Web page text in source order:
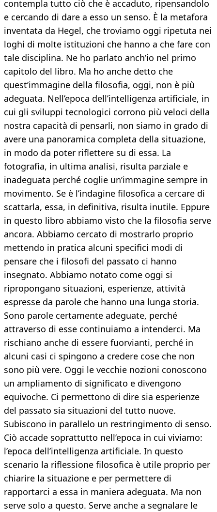
contempla tutto ciò che è accaduto, ripensandolo
e cercando di dare a esso un senso. È la metafora
inventata da Hegel, che troviamo oggi ripetuta nei
loghi di molte istituzioni che hanno a che fare con
tale disciplina. Ne ho parlato anch’io nel primo
capitolo del libro. Ma ho anche detto che
quest’immagine della filosofia, oggi, non è più
adeguata. Nell’epoca dell’intelligenza artificiale, in
cui gli sviluppi tecnologici corrono più veloci della
nostra capacità di pensarli, non siamo in grado di
avere una panoramica completa della situazione,
in modo da poter riflettere su di essa. La
fotografia, in ultima analisi, risulta parziale e
inadeguata perché coglie un’immagine sempre in
movimento. Se è l’indagine filosofica a cercare di
scattarla, essa, in definitiva, risulta inutile. Eppure
in questo libro abbiamo visto che la filosofia serve
ancora. Abbiamo cercato di mostrarlo proprio
mettendo in pratica alcuni specifici modi di
pensare che i filosofi del passato ci hanno
insegnato. Abbiamo notato come oggi si
ripropongano situazioni, esperienze, attività
espresse da parole che hanno una lunga storia.
Sono parole certamente adeguate, perché
attraverso di esse continuiamo a intenderci. Ma
rischiano anche di essere fuorvianti, perché in
alcuni casi ci spingono a credere cose che non
sono più vere. Oggi le vecchie nozioni conoscono
un ampliamento di significato e divengono
equivoche. Ci permettono di dire sia esperienze
del passato sia situazioni del tutto nuove.
Subiscono in parallelo un restringimento di senso.
Ciò accade soprattutto nell’epoca in cui viviamo:
l’epoca dell’intelligenza artificiale. In questo
scenario la riflessione filosofica è utile proprio per
chiarire la situazione e per permettere di
rapportarci a essa in maniera adeguata. Ma non
serve solo a questo. Serve anche a segnalare le